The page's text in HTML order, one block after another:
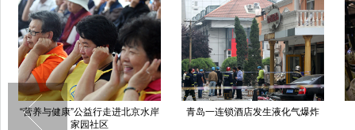
“营养与健康”公益行走进北京水岸
家园社区
青岛一连锁酒店发生液化气爆炸